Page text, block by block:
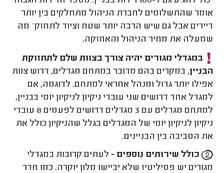
אומר שהתשלומים לחברת הניהול מתחלקים בין יותר
דיירים אבל גם שיש הרבה יותר שטח וציוד לתחזק– מה
שמעלה את מחיר הניהול והאחזקה.
במגדלי מגורים יהיה צורך בצוות שלם לתחזוקת
הבניין, במקרים בהם מדובר במתחם מגדלים, דרוש צוות
אפילו יותר גדול ומנהל אחראי למתחם. לדוגמה, אם
למגדל אחד דרושים שני עובדי ניקיון לניקיון יומי בבניין,
למתחם מגדלים עם 3 מגדלים דרושים לפעמים 8 עובדי
ניקיון לניקיון יומי של המגדלים בגלל שהניקיון כולל את
את הסביבה בין הבניינים.
כולל שירותים נוספים - לעתים קרובות במגדלי
מגורים יש פסיליטיז שלא יביישו מלון יוקרה. כמו חדר